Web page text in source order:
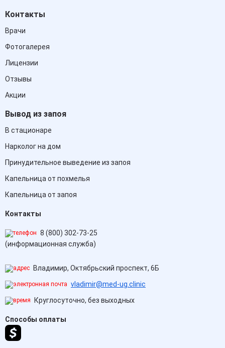
Контакты
Врачи
Фотогалерея
Лицензии
Отзывы
Акции
Вывод из запоя
В стационаре
Нарколог на дом
Принудительное выведение из запоя
Капельница от похмелья
Капельница от запоя
Контакты
8 (800) 302-73-25
(информационная служба)
Владимир, Октябрьский проспект, 6Б
vladimir@med-ug.clinic
Круглосуточно, без выходных
Способы оплаты